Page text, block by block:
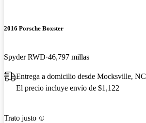
2016 Porsche Boxster
Spyder RWD 46,797 millas
Entrega a domicilio desde Mocksville, NC
El precio incluye envío de $1,122
Trato justo